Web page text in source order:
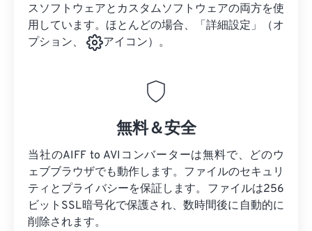
スソフトウェアとカスタムソフトウェアの両方を使
用しています。ほとんどの場合、「詳細設定」（オ
プション、
アイコン）。
無料＆安全
当社のAIFF to AVIコンバーターは無料で、どのウ
ェブブラウザでも動作します。ファイルのセキュリ
ティとプライバシーを保証します。ファイルは256
ビットSSL暗号化で保護され、数時間後に自動的に
削除されます。